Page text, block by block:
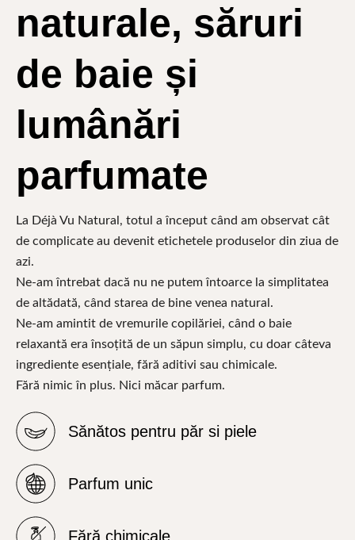
naturale, săruri
de baie și
lumânări
parfumate
La Déjà Vu Natural, totul a început când am observat cât
de complicate au devenit etichetele produselor din ziua de
azi.
Ne-am întrebat dacă nu ne putem întoarce la simplitatea
de altădată, când starea de bine venea natural.
Ne-am amintit de vremurile copilăriei, când o baie
relaxantă era însoțită de un săpun simplu, cu doar câteva
ingrediente esențiale, fără aditivi sau chimicale.
Fără nimic în plus. Nici măcar parfum.
Sănătos pentru păr si piele
Parfum unic
Fără chimicale